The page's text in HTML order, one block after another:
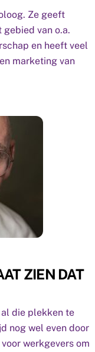
Ze geeft
van o.a.
en heeft veel
marketing van
ZIEN DAT
al die plekken te
nog wel even door
werkgevers om